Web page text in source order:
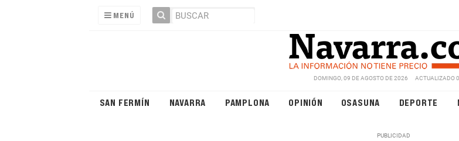
MENÚ
DOMINGO, 09 DE AGOSTO DE 2026 ACTUALIZADO
SAN FERMÍN NAVARRA PAMPLONA OPINIÓN OSASUNA DEPORTE